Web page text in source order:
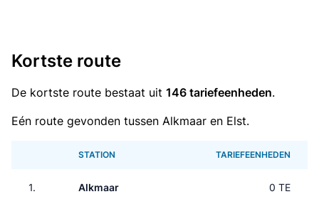
Kortste route
De kortste route bestaat uit 146 tariefeenheden.
Eén route gevonden tussen Alkmaar en Elst.
STATION TARIEFEENHEDEN
1. Alkmaar 0 TE